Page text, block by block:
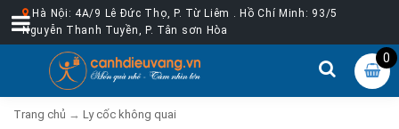
Hà Nội: 4A/9 Lê Đức Thọ, P. Từ Liêm . Hồ Chí Minh: 93/5
Nguyễn Thanh Tuyền, P. Tân sơn Hòa
0
Trang chủ → Ly cốc không quai